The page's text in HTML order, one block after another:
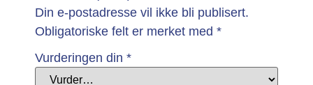
Din e-postadresse vil ikke bli publisert.
Obligatoriske felt er merket med *
Vurderingen din *